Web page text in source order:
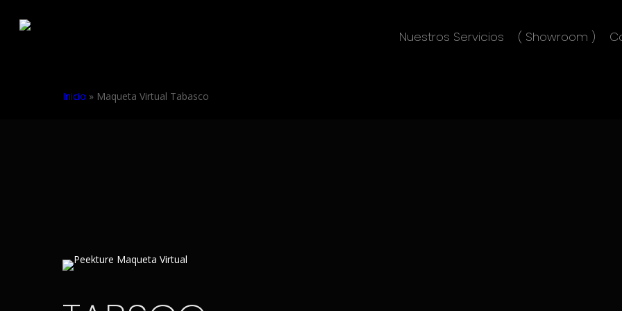
Nuestros Servicios ( Showroom )
Inicio » Maqueta Virtual Tabasco